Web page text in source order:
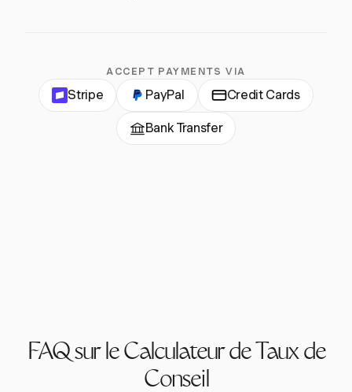
ACCEPT PAYMENTS VIA
Stripe PayPal Credit Cards
Bank Transfer
FAQ sur le Calculateur de Taux de
Conseil